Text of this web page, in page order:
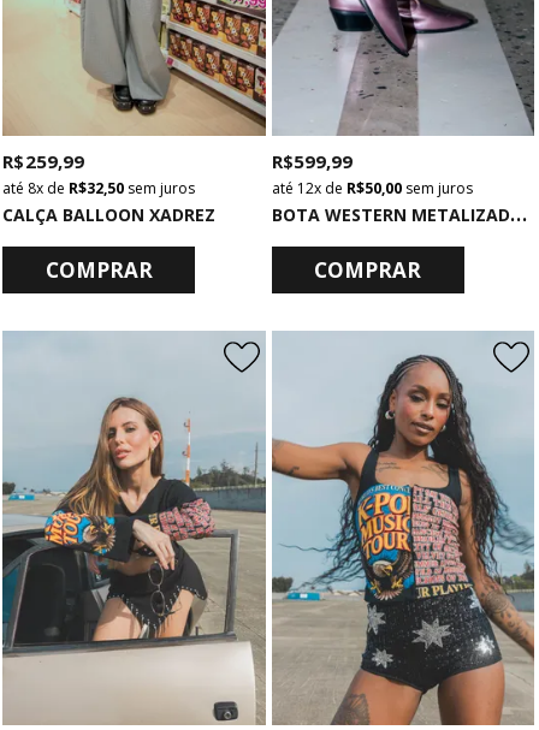
CALÇA BALLOON XADREZ
R$ 259,99
8x de R$ 32,50 sem juros
COMPRAR
B
OTA WESTERN METALIZADA ROSA CLARO
R$ 599,99
12xde R$ 50,00sem juros
COMPRAR